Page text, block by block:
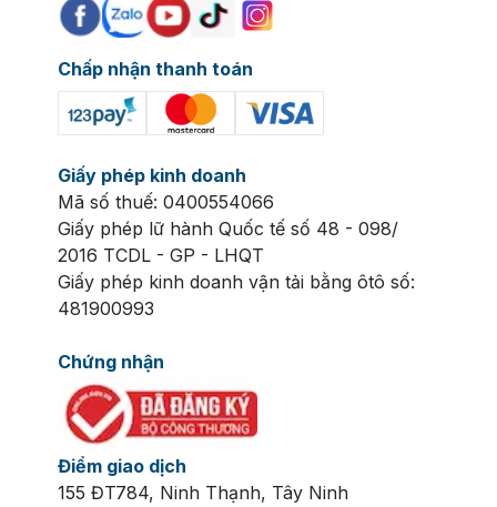
Chấp nhận thanh toán
Giấy phép kinh doanh
Mã số thuế: 0400554066
Giấy phép lữ hành Quốc tế số 48 - 098/
2016 TCDL - GP - LHQT
Giấy phép kinh doanh vận tải bằng ôtô số:
481900993
Chứng nhận
Điểm giao dịch
155 ĐT784, Ninh Thạnh, Tây Ninh